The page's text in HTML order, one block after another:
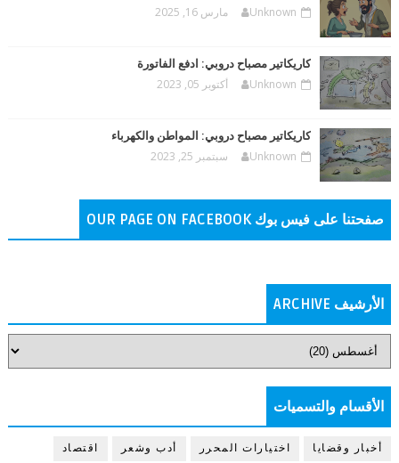
Unknown مارس 16, 2025
كاريكاتير مصباح دروبي: ادفع الفاتورة
Unknown أكتوبر 05, 2023
كاريكاتير مصباح دروبي: المواطن والكهرباء
Unknown سبتمبر 25, 2023
صفحتنا على فيس بوك OUR PAGE ON FACEBOOK
الأرشيف ARCHIVE
الأقسام والتسميات
أخبار وقضايا اختيارات المحرر أدب وشعر اقتصاد